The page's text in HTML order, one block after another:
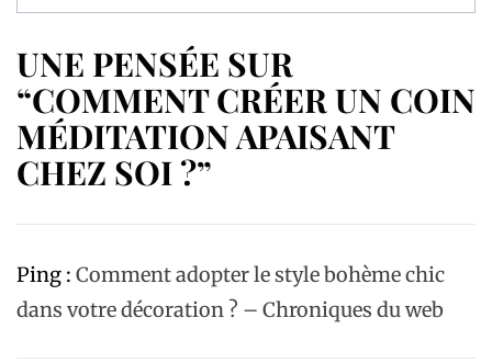
UNE PENSÉE SUR
“COMMENT CRÉER UN COIN
MÉDITATION APAISANT
CHEZ SOI ?”
Ping : Comment adopter le style bohème chic
dans votre décoration ? – Chroniques du web